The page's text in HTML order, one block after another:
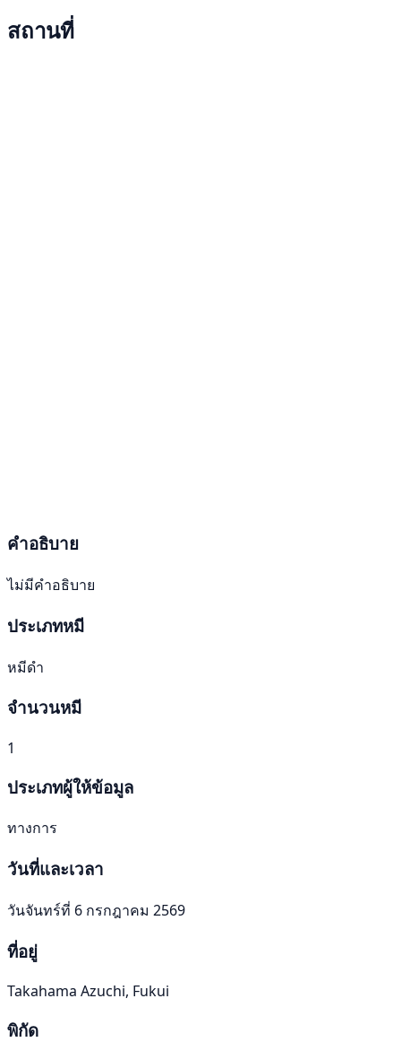
สถานที่
คำอธิบาย
ไม่มีคำอธิบาย
ประเภทหมี
หมีดำ
จำนวนหมี
1
ประเภทผู้ให้ข้อมูล
ทางการ
วันที่และเวลา
วันจันทร์ที่ 6 กรกฎาคม 2569
ที่อยู่
Takahama Azuchi, Fukui
พิกัด